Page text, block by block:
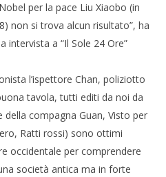
per la pace Liu Xiaobo (in
non si trova alcun risultato”, ha
intervista a “Il Sole 24 Ore”
l’ispettore Chan, poliziotto
tavola, tutti editi da noi da
compagna Guan, Visto per
Ratti rossi) sono ottimi
occidentale per comprendere
società antica ma in forte